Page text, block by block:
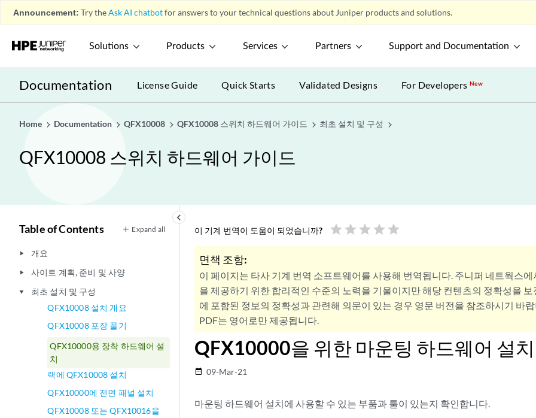
Announcement: Try theAsk AI chatbotfor answers to your technical questions about Juniper products and solutions.
Solutions Products Services Partners Support and Documentation
Documentation License Guide Quick Starts Validated Designs For DevelopersNew
Home Documentation QFX10008 QFX10008 스위치 하드웨어 가이드 최초 설치 및 구성
QFX10008 스위치 하드웨어 가이드
keyboard_arrow_left
Table of Contents Expand all
play_arrow 개요
play_arrow 사이트 계획, 준비 및 사양
play_arrow
최초 설치 및 구성
QFX10008 설치 개요
QFX10008 포장 풀기
QFX10000용 장착 하드웨어 설
치
랙에 QFX10008 설치
QFX10000에 전면 패널 설치
QFX10008 또는 QFX10016을
이 기계 번역이 도움이 되었습니까? star star star star star
면책 조항:
이 페이지는 타사 기계 번역 소프트웨어를 사용해 번역됩니다. 주니퍼 네트웍스
을 제공하기 위한 합리적인 수준의 노력을 기울이지만 해당 컨텐츠의 정확성을 보
에 포함된 정보의 정확성과 관련해 의문이 있는 경우 영문 버전을 참조하시기 바
PDF는 영어로만 제공됩니다.
QFX10000을 위한 마운팅 하드웨어 설치
date_range 09-Mar-21
마운팅 하드웨어 설치에 사용할 수 있는 부품과 툴이 있는지 확인합니다.